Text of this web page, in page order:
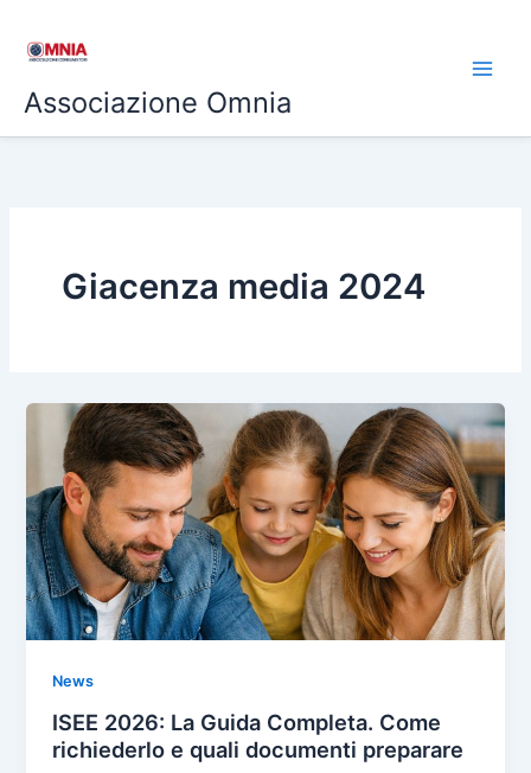
Associazione Omnia
Giacenza media 2024
News
ISEE 2026: La Guida Completa. Come
richiederlo e quali documenti preparare